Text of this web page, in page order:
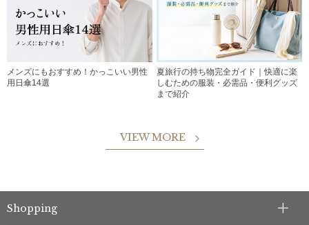
メンズにもおすすめ！かっこいい男性
用日傘14選
夏旅行の持ち物完全ガイド｜快適に楽
しむための服装・必需品・便利グッズ
まで紹介
VIEW MORE
Shopping